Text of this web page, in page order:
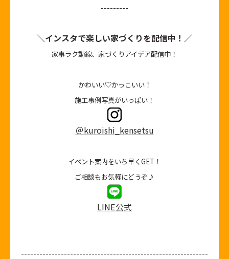
---------
＼インスタで楽しい家づくりを配信中！／
家事ラク動線、家づくりアイデア配信中！
かわいい♡かっこいい！
施工事例写真がいっぱい！
＠kuroishi_kensetsu
イベント案内をいち早くGET！
ご相談もお気軽にどうぞ♪
LINE公式
-------------------------------------------------------------